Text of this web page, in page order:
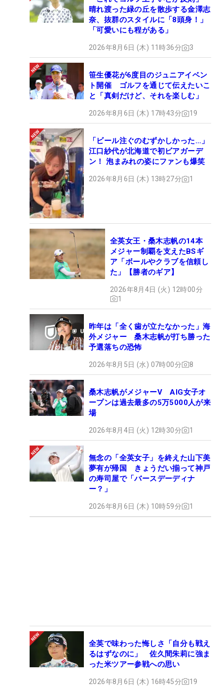
晴れ渡った緑の丘を散歩する金澤志
奈、抜群のスタイルに「8頭身！」
「可愛いにも程がある」
2026年8月6日 (木) 11時36分 3
笹生優花が6度目のジュニアイベン
ト開催 ゴルフを通じて伝えたいこ
と「真剣だけど、それを楽しむ」
2026年8月6日 (木) 17時43分 19
「ビール注ぐのむずかしかった…」
江口紗代が北海道で初ビアガーデ
ン！ 泡まみれの姿にファンも爆笑
2026年8月6日 (木) 13時27分 1
全英女王・桑木志帆の14本
メジャー制覇を支えたBSギ
ア「ボールやクラブを信頼し
た」【勝者のギア】
2026年8月4日 (火) 12時00分
1
昨年は「全く歯が立たなかった」海
外メジャー 桑木志帆が打ち勝った
予選落ちの恐怖
2026年8月5日 (水) 07時00分 8
桑木志帆がメジャーV AIG女子オ
ープンは過去最多の5万5000人が来
場
2026年8月4日 (火) 12時30分 1
無念の「全英女子」を終えた山下美
夢有が帰国 きょうだい揃って神戸
の寿司屋で「バースデーディナ
ー？」
2026年8月6日 (木) 10時59分 1
全英で味わった悔しさ「自分も戦え
るはずなのに」 佐久間朱莉に強ま
った米ツアー参戦への思い
2026年8月6日 (木) 16時45分 19